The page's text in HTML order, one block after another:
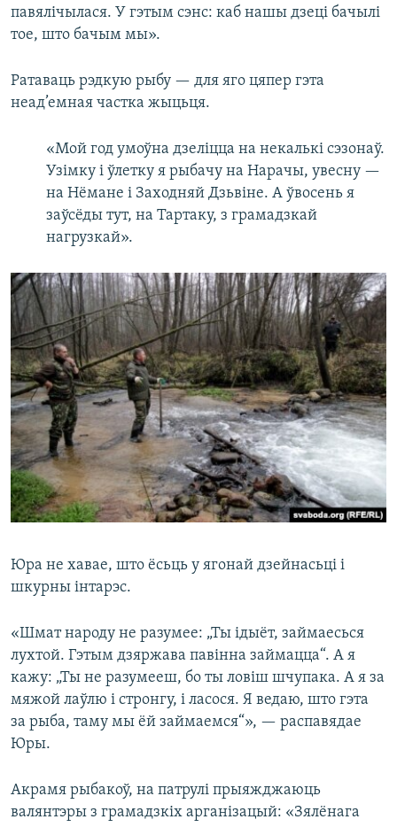
павялічылася. У гэтым сэнс: каб нашы дзеці бачылі
тое, што бачым мы».
Ратаваць рэдкую рыбу — для яго цяпер гэта
неад’емная частка жыцьця.
«Мой год умоўна дзеліцца на некалькі сэзонаў.
Узімку і ўлетку я рыбачу на Нарачы, увесну —
на Нёмане і Заходняй Дзьвіне. А ўвосень я
заўсёды тут, на Тартаку, з грамадзкай
нагрузкай».
Юра не хавае, што ёсьць у ягонай дзейнасьці і
шкурны інтарэс.​
«Шмат народу не разумее: „Ты ідыёт, займаесься
лухтой. Гэтым дзяржава павінна займацца“. А я
кажу: „Ты не разумееш, бо ты ловіш шчупака. А я за
мяжой лаўлю і стронгу, і ласося. Я ведаю, што гэта
за рыба, таму мы ёй займаемся“», — распавядае
Юры.
Акрамя рыбакоў, на патрулі прыяжджаюць
валянтэры з грамадзкіх арганізацый: «Зялёнага